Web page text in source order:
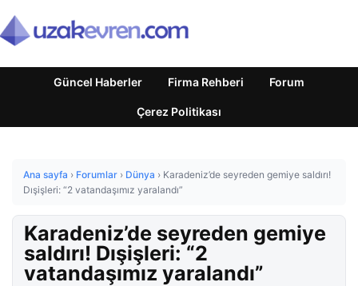
Güncel Haberler Firma Rehberi Forum
Çerez Politikası
Ana sayfa › Forumlar › Dünya › Karadeniz’de seyreden gemiye saldırı!
Dışişleri: “2 vatandaşımız yaralandı”
Karadeniz’de seyreden gemiye
saldırı! Dışişleri: “2
vatandaşımız yaralandı”